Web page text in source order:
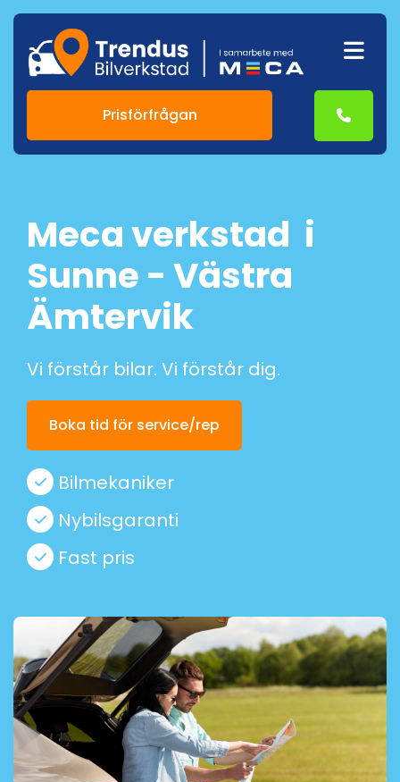
Prisförfrågan
Meca verkstad i
Sunne - Västra
Ämtervik
Vi förstår bilar. Vi förstår dig.
Boka tid för service/rep
Bilmekaniker
Nybilsgaranti
Fast pris